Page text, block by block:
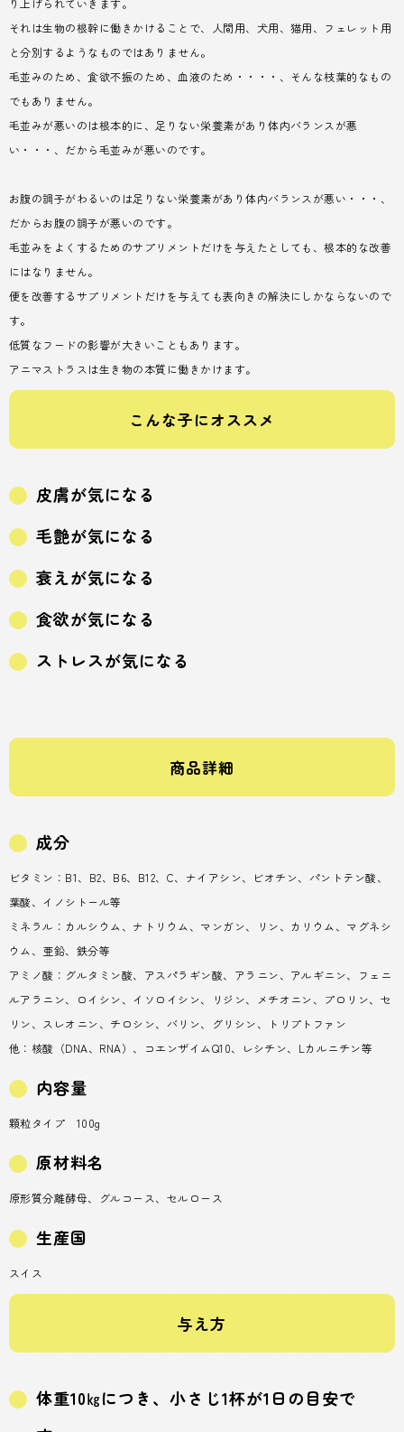
り上げられていきます。
それは生物の根幹に働きかけることで、人間用、犬用、猫用、フェレット用
と分別するようなものではありません。
毛並みのため、食欲不振のため、血液のため・・・・、そんな枝葉的なもの
でもありません。
毛並みが悪いのは根本的に、足りない栄養素があり体内バランスが悪
い・・・、だから毛並みが悪いのです。
お腹の調子がわるいのは足りない栄養素があり体内バランスが悪い・・・、
だからお腹の調子が悪いのです。
毛並みをよくするためのサプリメントだけを与えたとしても、根本的な改善
にはなりません。
便を改善するサプリメントだけを与えても表向きの解決にしかならないので
す。
低質なフードの影響が大きいこともあります。
アニマストラスは生き物の本質に働きかけます。
こんな子にオススメ
皮膚が気になる
毛艶が気になる
衰えが気になる
食欲が気になる
ストレスが気になる
商品詳細
成分
ビタミン：B1、B2、B6、B12、C、ナイアシン、ビオチン、パントテン酸、
葉酸、イノシトール等
ミネラル：カルシウム、ナトリウム、マンガン、リン、カリウム、マグネシ
ウム、亜鉛、鉄分等
アミノ酸：グルタミン酸、アスパラギン酸、アラニン、アルギニン、フェニ
ルアラニン、ロイシン、イソロイシン、リジン、メチオニン、プロリン、セ
リン、スレオニン、チロシン、バリン、グリシン、トリプトファン
他：核酸（DNA、RNA）、コエンザイムQ10、レシチン、Lカルニチン等
内容量
顆粒タイプ 100g
原材料名
原形質分離酵母、グルコース、セルロース
生産国
スイス
与え方
体重10㎏につき、小さじ1杯が1日の目安で